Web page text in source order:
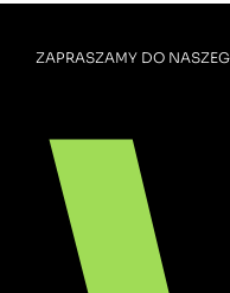
ZAPRASZAMY DO